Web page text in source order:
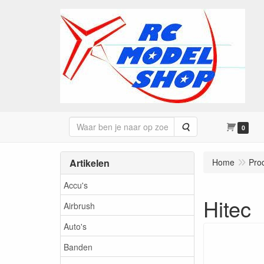
Zoeken 0
Artikelen
Accu's
Airbrush
Auto's
Banden
Home
Hitec